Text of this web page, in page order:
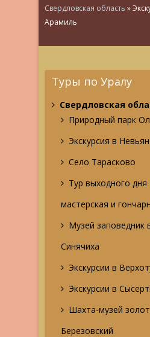
Свердловская область »
Арамиль
Туры по Уралу
Свердловская
Природный парк
Экскурсия в
Село Тарасково
Тур выходного
мастерская и
Музей заповедник
Синячиха
Экскурсии в
Экскурсии в
Шахта-музей
Березовский